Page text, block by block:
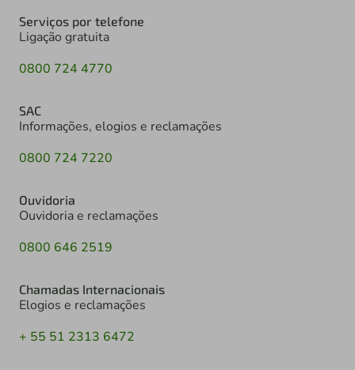
Serviços por telefone
Ligação gratuita
0800 724 4770
SAC
Informações, elogios e reclamações
0800 724 7220
Ouvidoria
Ouvidoria e reclamações
0800 646 2519
Chamadas Internacionais
Elogios e reclamações
+ 55 51 2313 6472